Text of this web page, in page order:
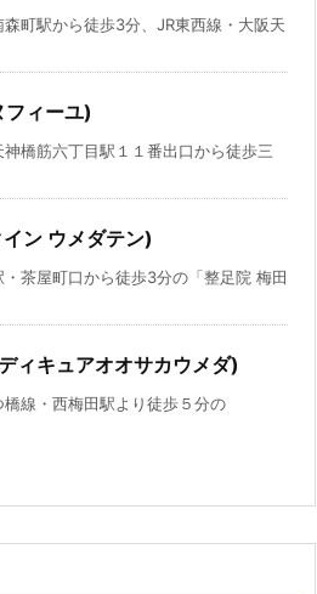
町駅から徒歩3分、JR東西線・大阪天
ィーユ)
橋筋六丁目駅１１番出口から徒歩三
ン ウメダテン)
茶屋町口から徒歩3分の「整足院 梅田
ィキュアオオサカウメダ)
線・西梅田駅より徒歩５分の